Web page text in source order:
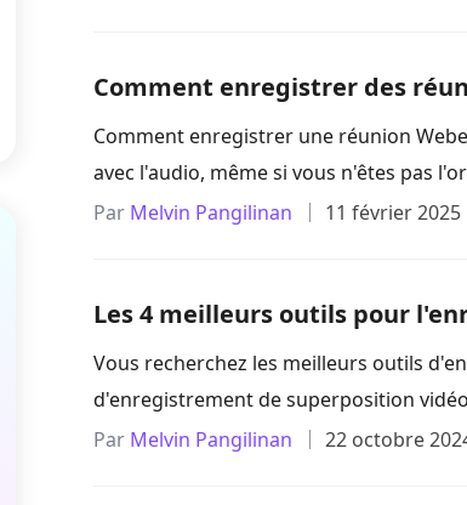
Comment enregistrer des
Comment enregistrer une réunion
avec l'audio, même si vous n'êtes pas
Par Melvin Pangilinan 11 février 2025
Les 4 meilleurs outils pour
Vous recherchez les meilleurs outils
d'enregistrement de superposition
Par Melvin Pangilinan 22 octobre